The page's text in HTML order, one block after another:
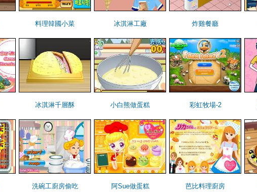
料理韓國小菜 冰淇淋工廠 炸雞餐廳
冰淇淋千層酥 小白熊做蛋糕 彩虹牧場-2
洗碗工廚房偷吃 阿Sue做蛋糕 芭比料理廚房